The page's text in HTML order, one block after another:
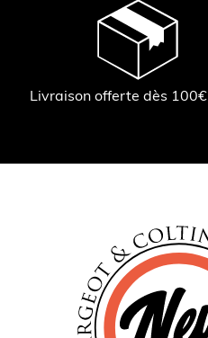
Livraison offerte dès 100€